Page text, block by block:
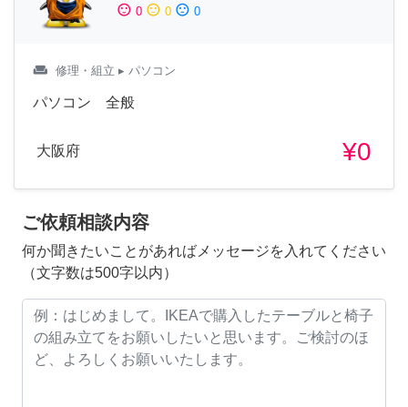
sentiment_satisfied 0 sentiment_neutral 0 sentiment_dissatisfied 0
weekend 修理・組立 ▸ パソコン
パソコン 全般
大阪府 ¥0
ご依頼相談内容
何か聞きたいことがあればメッセージを入れてください
（文字数は500字以内）